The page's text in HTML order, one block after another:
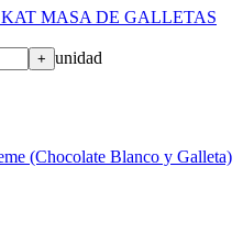
MASA DE GALLETAS
+ unidad